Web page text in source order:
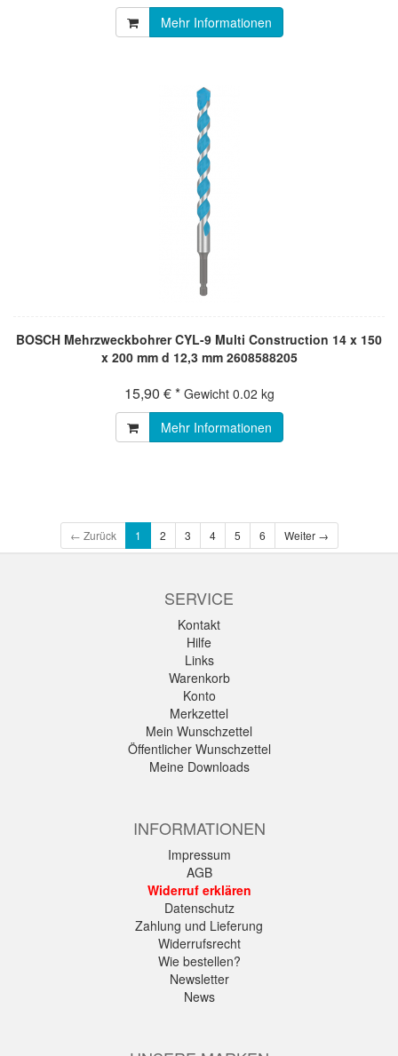
Mehr Informationen
BOSCH Mehrzweckbohrer CYL-9 Multi Construction 14 x 150
x 200 mm d 12,3 mm 2608588205
15,90 € * Gewicht 0.02 kg
Mehr Informationen
← Zurück 1 2 3 4 5 6 Weiter →
SERVICE
Kontakt
Hilfe
Links
Warenkorb
Konto
Merkzettel
Mein Wunschzettel
Öffentlicher Wunschzettel
Meine Downloads
INFORMATIONEN
Impressum
AGB
Widerruf erklären
Datenschutz
Zahlung und Lieferung
Widerrufsrecht
Wie bestellen?
Newsletter
News